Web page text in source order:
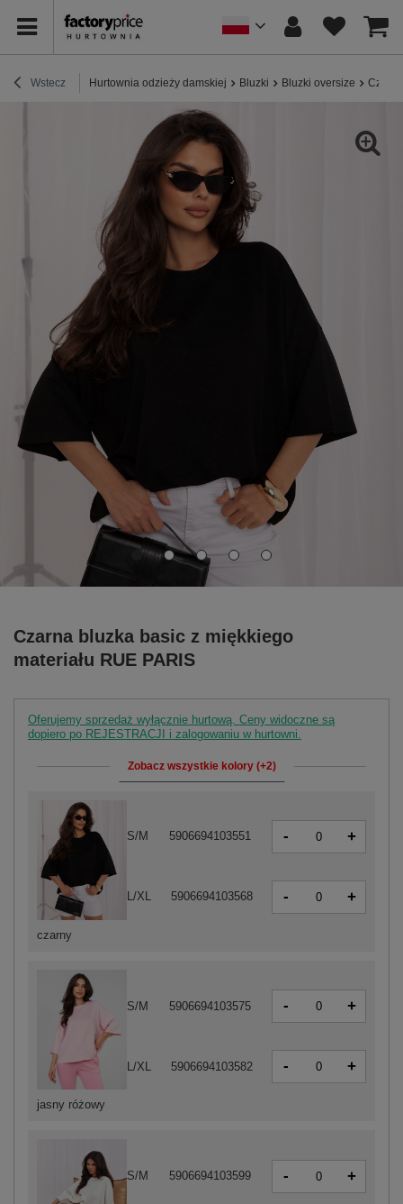
Wstecz Hurtownia odzieży damskiej Bluzki Bluzki oversize
Czarna bluzka basic z miękkiego
materiału RUE PARIS
Oferujemy sprzedaż wyłącznie hurtową. Ceny widoczne są
dopiero po REJESTRACJI i zalogowaniu w hurtowni.
Zobacz wszystkie kolory (+2)
jasny różowy
S/M 5906694103575 - +
L/XL 5906694103582 - +
S/M 5906694103599 - +
czarny
S/M 5906694103551 - +
L/XL 5906694103568 - +